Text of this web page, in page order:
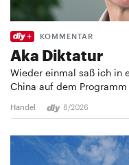
KOMMENTAR
Aka Diktatur
Wieder einmal saß ich in
China auf dem
Handel 8/2026